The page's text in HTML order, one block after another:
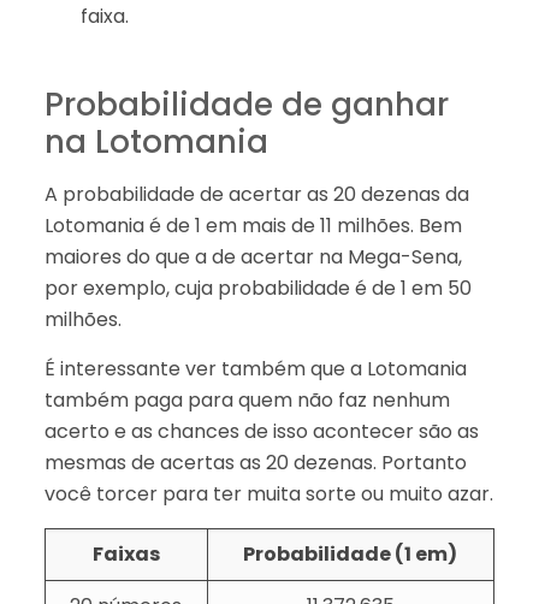
faixa.
Probabilidade de ganhar
na Lotomania
A probabilidade de acertar as 20 dezenas da
Lotomania é de 1 em mais de 11 milhões. Bem
maiores do que a de acertar na Mega-Sena,
por exemplo, cuja probabilidade é de 1 em 50
milhões.
É interessante ver também que a Lotomania
também paga para quem não faz nenhum
acerto e as chances de isso acontecer são as
mesmas de acertas as 20 dezenas. Portanto
você torcer para ter muita sorte ou muito azar.
Faixas
Probabilidade (1 em)